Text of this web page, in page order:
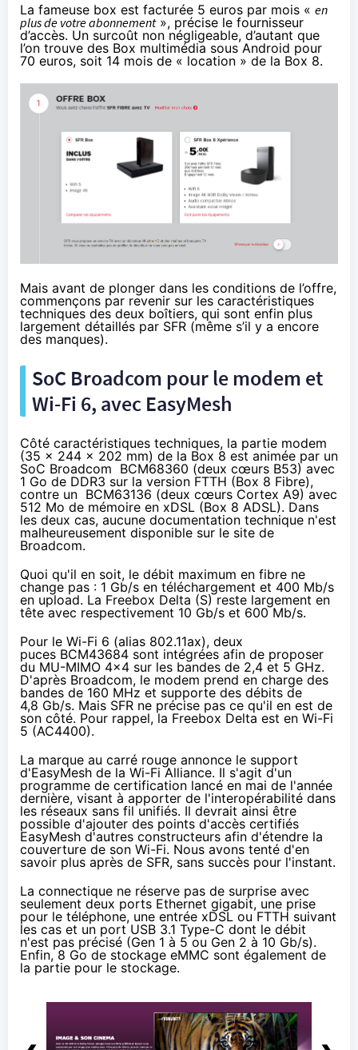
La fameuse box est facturée 5 euros par mois « en
plus de votre abonnement», précise le fournisseur
d’accès. Un surcoût non négligeable, d’autant que
l’on trouve des Box multimédia sous Android pour
70 euros, soit 14 mois de « location » de la Box 8.
Mais avant de plonger dans les conditions de l’offre,
commençons par revenir sur les caractéristiques
techniques des deux boîtiers, qui sont enfin plus
largement détaillés par SFR (même s’il y a encore
des manques).
SoC Broadcom pour le modem et
Wi-Fi 6, avec EasyMesh
Côté caractéristiques techniques, la partie modem
(35 x 244 x 202 mm) de la Box 8 est animée par un
SoC Broadcom BCM68360 (deux cœurs B53) avec
1 Go de DDR3 sur la version FTTH (Box 8 Fibre),
contre un BCM63136 (deux cœurs Cortex A9) avec
512 Mo de mémoire en xDSL (Box 8 ADSL). Dans
les deux cas, aucune documentation technique n'est
malheureusement disponible sur le site de
Broadcom.
Quoi qu'il en soit, le débit maximum en fibre ne
change pas : 1 Gb/s en téléchargement et 400 Mb/s
en upload. La Freebox Delta (S) reste largement en
tête avec respectivement 10 Gb/s et 600 Mb/s.
Pour le Wi-Fi 6 (alias 802.11ax), deux
puces BCM43684 sont intégrées afin de proposer
du MU-MIMO 4x4 sur les bandes de 2,4 et 5 GHz.
D'après Broadcom, le modem prend en charge des
bandes de 160 MHz et supporte des débits de
4,8 Gb/s. Mais SFR ne précise pas ce qu'il en est de
son côté. Pour rappel, la Freebox Delta est en Wi-Fi
5 (AC4400).
La marque au carré rouge annonce le support
d'EasyMesh de la Wi-Fi Alliance. Il s'agit d'un
programme de certification lancé en mai de l'année
dernière, visant à apporter de l'interopérabilité dans
les réseaux sans fil unifiés. Il devrait ainsi être
possible d'ajouter des points d'accès certifiés
EasyMesh d'autres constructeurs afin d'étendre la
couverture de son Wi-Fi. Nous avons tenté d'en
savoir plus après de SFR, sans succès pour l'instant.
La connectique ne réserve pas de surprise avec
seulement deux ports Ethernet gigabit, une prise
pour le téléphone, une entrée xDSL ou FTTH suivant
les cas et un port USB 3.1 Type-C dont le débit
n'est pas précisé (Gen 1 à 5 ou Gen 2 à 10 Gb/s).
Enfin, 8 Go de stockage eMMC sont également de
la partie pour le stockage.